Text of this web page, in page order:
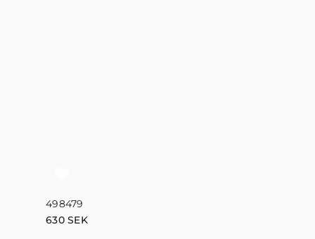
498479
630SEK